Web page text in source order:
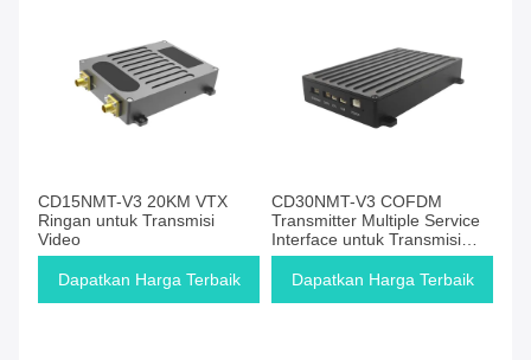
CD15NMT-V3 20KM VTX
Ringan untuk Transmisi
Video
Dapatkan Harga Terbaik
CD30NMT-V3 COFDM
Transmitter Multiple Service
Interface untuk Transmisi
Data Wireless Serbaguna
Dapatkan Harga Terbaik